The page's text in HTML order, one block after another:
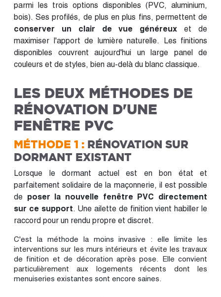
parmi les trois options disponibles (PVC, aluminium,
bois). Ses profilés, de plus en plus fins, permettent de
conserver un clair de vue généreux et de
maximiser l'apport de lumière naturelle. Les finitions
disponibles couvrent aujourd'hui un large panel de
couleurs et de styles, bien au-delà du blanc classique.
LES DEUX MÉTHODES DE
RÉNOVATION D'UNE
FENÊTRE PVC
MÉTHODE 1 : RÉNOVATION SUR
DORMANT EXISTANT
Lorsque le dormant actuel est en bon état et
parfaitement solidaire de la maçonnerie, il est possible
de poser la nouvelle fenêtre PVC directement
sur ce support. Une ailette de finition vient habiller le
raccord pour un rendu propre et discret.
C'est la méthode la moins invasive : elle limite les
interventions sur les murs intérieurs et évite les travaux
de finition et de décoration après pose. Elle convient
particulièrement aux logements récents dont les
menuiseries existantes sont encore saines.